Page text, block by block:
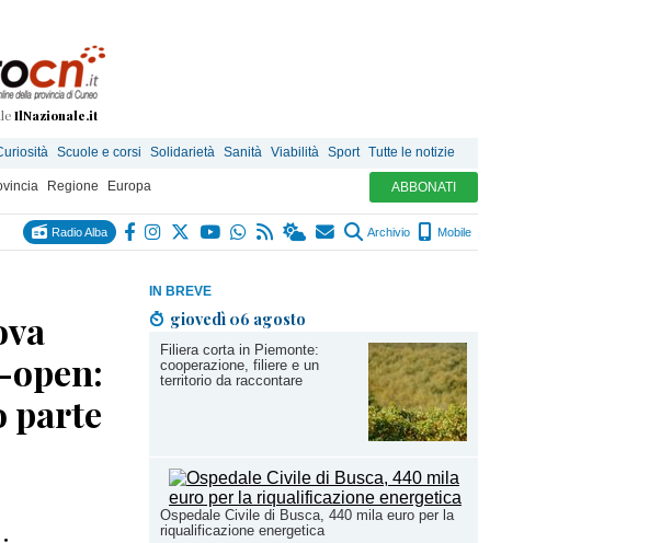
IlNazionale.it
Scuole e corsi Solidarietà Sanità Viabilità Sport Tutte le notizie
Regione Europa ABBONATI
Radio Alba Archivio Mobile
IN BREVE
giovedì 06 agosto
Filiera corta in Piemonte:
cooperazione, filiere e un
territorio da raccontare
Ospedale Civile di Busca, 440 mila euro per la
riqualificazione energetica
parte